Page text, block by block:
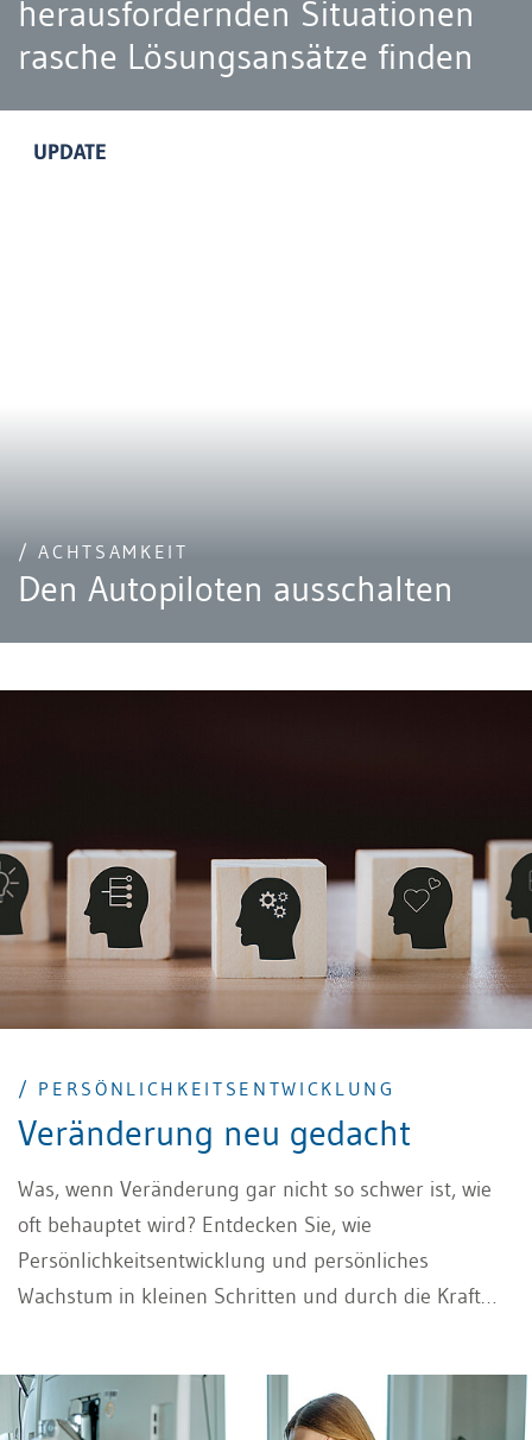
herausfordernden Situationen
rasche Lösungsansätze finden
UPDATE
/ ACHTSAMKEIT
Den Autopiloten ausschalten
/ PERSÖNLICHKEITSENTWICKLUNG
Veränderung neu gedacht
Was, wenn Veränderung gar nicht so schwer ist, wie
oft behauptet wird? Entdecken Sie, wie
Persönlichkeitsentwicklung und persönliches
Wachstum in kleinen Schritten und durch die Kraft
machen müssen.